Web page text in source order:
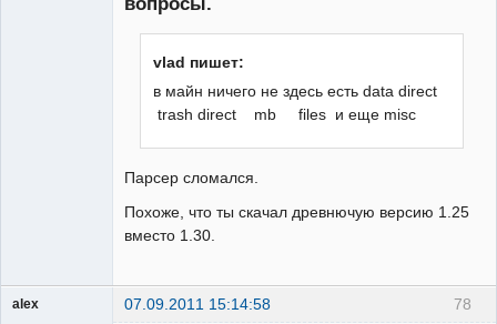
vlad пишет:
в майн ничего не здесь есть data direct
trash direct mb files и еще misc
Парсер сломался.
Похоже, что ты скачал древнючую версию 1.25
вместо 1.30.
78
alex 07.09.2011 15:14:58